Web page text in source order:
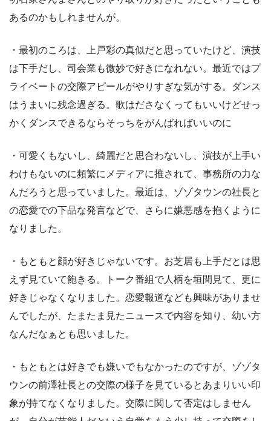
あるのかもしれませんが。
・最初のころは、上戸彩の真似だと思っていたけど、演技
は下手だし、司会業も微妙で好きになれない。最近ではプ
ライベートの交際アピールがやりすぎな気がする。ダンス
はうまいに残念過ぎる。歌はださなくってもいいけどせっ
かくダンスできるならそっちをがんばればいいのに
・可愛くもないし、綺麗だと思合わないし、演技が上手い
わけもないのに頻繁にメディアに推されて、事務所の力な
んだろうと思っていました。最近は、ゾゾタウンの社長と
の恋愛での下品な発言などで、さらに嫌悪感を抱くように
なりました。
・もともと顔が好きじゃないです。お芝居も上手だとは思
えず見ていて飽きる。トーク番組で人柄を垣間見て、更に
好きじゃなくなりました。恋愛報道なども興味がありませ
んでしたが、たまたま見たニュースで内容を知り、幼い方
なんだなぁとも思いました。
・もともとは好きでも嫌いでもなかったのですが、ゾゾタ
ウンの前澤社長との交際の様子を見ているとあまりいい印
象が持てなくなりました。交際に関して否定はしません